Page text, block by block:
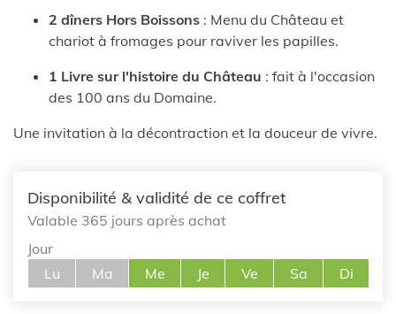
2 dîners Hors Boissons : Menu du Château et
chariot à fromages pour raviver les papilles.
1 Livre sur l'histoire du Château : fait à l'occasion
des 100 ans du Domaine.
Une invitation à la décontraction et la douceur de vivre.
Disponibilité & validité de ce coffret
Valable 365 jours après achat
Jour
Lu
Ma Me Je Ve Sa Di